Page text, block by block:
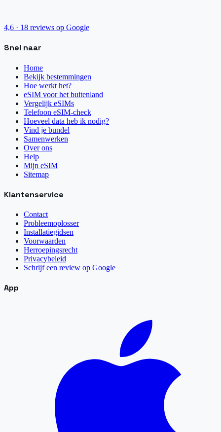
4,6 · 18 reviews op Google
Snel naar
Home
Bekijk bestemmingen
Hoe werkt het?
eSIM voor het buitenland
Vergelijk eSIMs
Telefoon eSIM-check
Hoeveel data heb ik nodig?
Vind je bundel
Samenwerken
Over ons
Help
Mijn eSIM
Sitemap
Klantenservice
Contact
Probleemoplosser
Installatiegidsen
Voorwaarden
Herroepingsrecht
Privacybeleid
Schrijf een review op Google
App